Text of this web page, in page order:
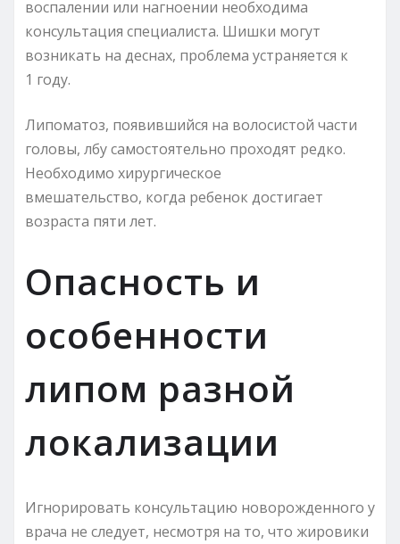
воспалении или нагноении необходима
консультация специалиста. Шишки могут
возникать на деснах, проблема устраняется к
1 году.
Липоматоз, появившийся на волосистой части
головы, лбу самостоятельно проходят редко.
Необходимо хирургическое
вмешательство, когда ребенок достигает
возраста пяти лет.
Опасность и
особенности
липом разной
локализации
Игнорировать консультацию новорожденного у
врача не следует, несмотря на то, что жировики